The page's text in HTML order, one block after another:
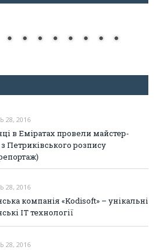
28, 2016
в Еміратах провели майстер-
Петриківського розпису
28, 2016
компанія «Kodisoft» – унікальні
IT технології
28, 2016